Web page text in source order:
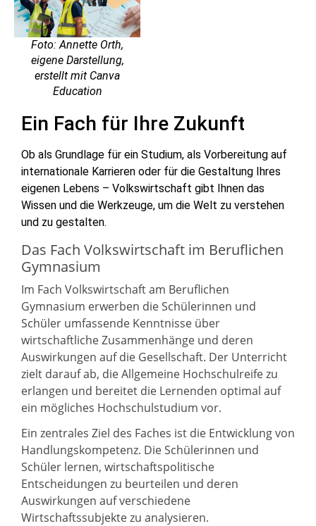
Foto: Annette Orth,
eigene Darstellung,
erstellt mit Canva
Education
Ein Fach für Ihre Zukunft
Ob als Grundlage für ein Studium, als Vorbereitung auf
internationale Karrieren oder für die Gestaltung Ihres
eigenen Lebens – Volkswirtschaft gibt Ihnen das
Wissen und die Werkzeuge, um die Welt zu verstehen
und zu gestalten.
Das Fach Volkswirtschaft im Beruflichen
Gymnasium
Im Fach Volkswirtschaft am Beruflichen
Gymnasium erwerben die Schülerinnen und
Schüler umfassende Kenntnisse über
wirtschaftliche Zusammenhänge und deren
Auswirkungen auf die Gesellschaft. Der Unterricht
zielt darauf ab, die Allgemeine Hochschulreife zu
erlangen und bereitet die Lernenden optimal auf
ein mögliches Hochschulstudium vor.
Ein zentrales Ziel des Faches ist die Entwicklung von
Handlungskompetenz. Die Schülerinnen und
Schüler lernen, wirtschaftspolitische
Entscheidungen zu beurteilen und deren
Auswirkungen auf verschiedene
Wirtschaftssubjekte zu analysieren.